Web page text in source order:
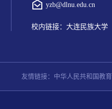
yzb@dlnu.edu.cn
校内链接： 大连民族大学
友情链接： 中华人民共和国教